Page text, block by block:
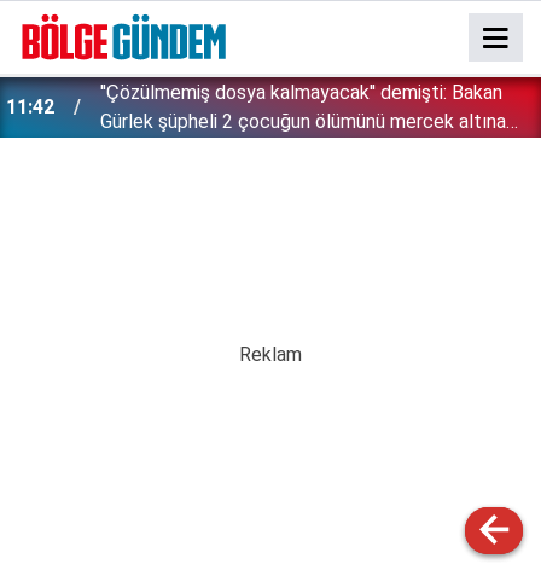
11:42
''Çözülmemiş dosya kalmayacak'' demişti: Bakan
Gürlek şüpheli 2 çocuğun ölümünü mercek altına